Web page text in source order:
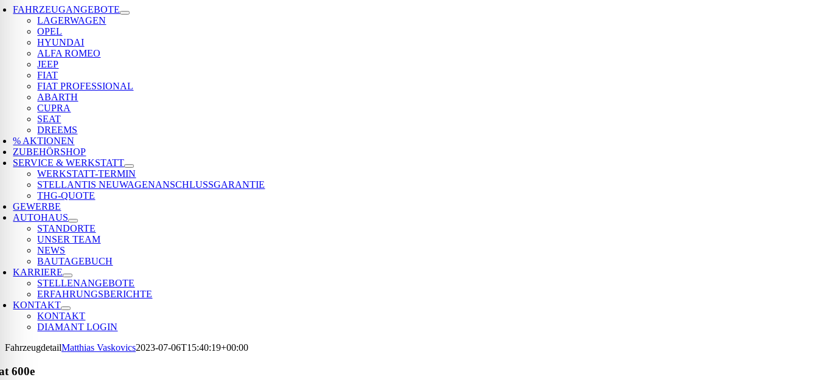
FAHRZEUGANGEBOTE
LAGERWAGEN
OPEL
HYUNDAI
ALFA ROMEO
JEEP
FIAT
FIAT PROFESSIONAL
ABARTH
CUPRA
SEAT
DREEMS
% AKTIONEN
ZUBEHÖRSHOP
SERVICE & WERKSTATT
WERKSTATT-TERMIN
STELLANTIS NEUWAGENANSCHLUSSGARANTIE
THG-QUOTE
GEWERBE
AUTOHAUS
STANDORTE
UNSER TEAM
NEWS
BAUTAGEBUCH
KARRIERE
STELLENANGEBOTE
ERFAHRUNGSBERICHTE
KONTAKT
KONTAKT
DIAMANT LOGIN
FahrzeugdetailMatthias Vaskovics2023-07-06T15:40:19+00:00
600e